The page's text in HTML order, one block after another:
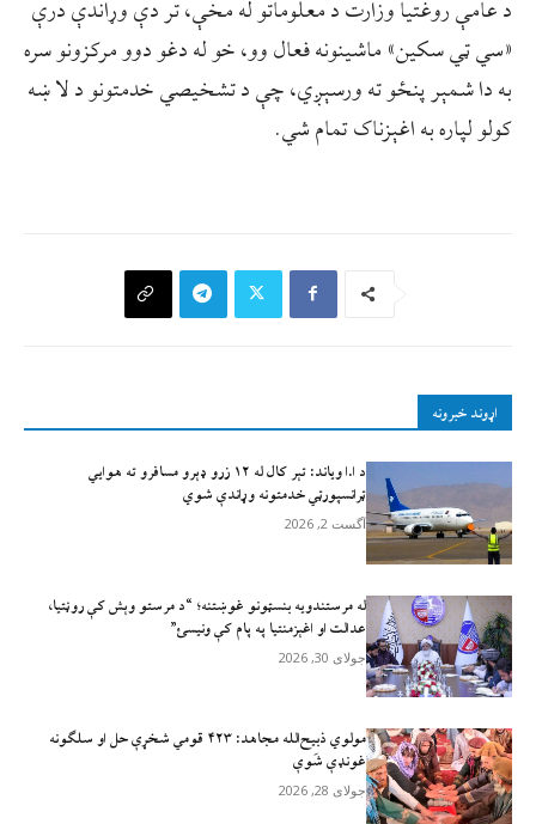
د عامې روغتيا وزارت د معلوماتو له مخې، تر دې وړاندې درې
«سي ټي سکین» ماشینونه فعال وو، خو له دغو دوو مرکزونو سره
به دا شمېر پنځو ته ورسېږي، چې د تشخيصي خدمتونو د لا ښه
کولو لپاره به اغېزناک تمام شي.
اړوند خبرونه
د ا.ا وياند: تېر کال له ۱۲ زرو ډېرو مسافرو ته هوايي
ټرانسپورټي خدمتونه وړاندې شوي
آگست 2, 2026
له مرستندویه بنسټونو غوښتنه؛ “د مرستو وېش کې روڼتیا،
عدالت او اغېزمنتیا په پام کې ونیسئ”
جولای 30, 2026
مولوي ذبيح‌الله مجاهد: ۴۲۳ قومي شخړې حل او سلګونه
غونډې شَوې
جولای 28, 2026